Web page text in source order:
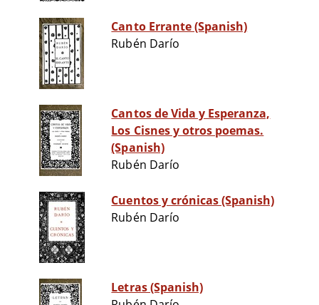
Canto Errante (Spanish)
Rubén Darío
Cantos de Vida y Esperanza,
Los Cisnes y otros poemas.
(Spanish)
Rubén Darío
Cuentos y crónicas (Spanish)
Rubén Darío
Letras (Spanish)